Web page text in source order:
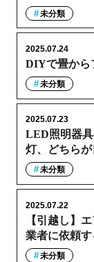
未分類
DIYで畳から
2025.07.24
未分類
LED照明器
灯、どちらが
2025.07.23
未分類
【引越し】
業者に依頼
2025.07.22
未分類